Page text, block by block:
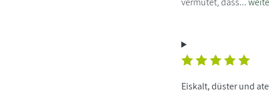
Eiskalt, düster und